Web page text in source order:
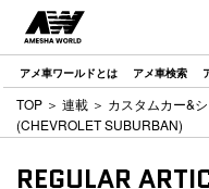
アメ車ワールドとは アメ車検索
TOP ＞ 連載 ＞ カスタムカー&
(CHEVROLET SUBURBAN)
REGULAR